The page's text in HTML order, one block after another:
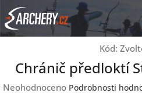
Přejít
na
obsah
Kód:
Chránič předloktí
Průměrné
Neohodnoceno Podrobnosti